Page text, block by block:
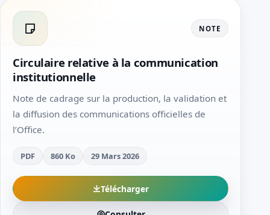
NOTE
Circulaire relative à la communication
institutionnelle
Note de cadrage sur la production, la validation et
la diffusion des communications officielles de
l’Office.
PDF 860 Ko 29 Mars 2026
Télécharger